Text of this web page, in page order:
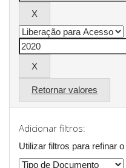
Retornar valores
Adicionar filtros:
Utilizar filtros para refinar